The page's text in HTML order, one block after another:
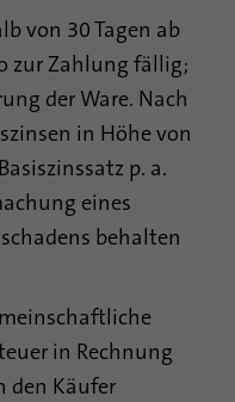
von 30 Tagen ab
zur Zahlung fällig;
der Ware. Nach
in Höhe von
p. a.
eines
behalten
in Rechnung
den Käufer
für die die Auswahl des
die Einwilligung
von nicht
Cookies